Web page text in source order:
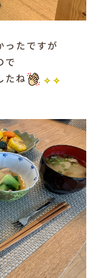
たですが
で
たね